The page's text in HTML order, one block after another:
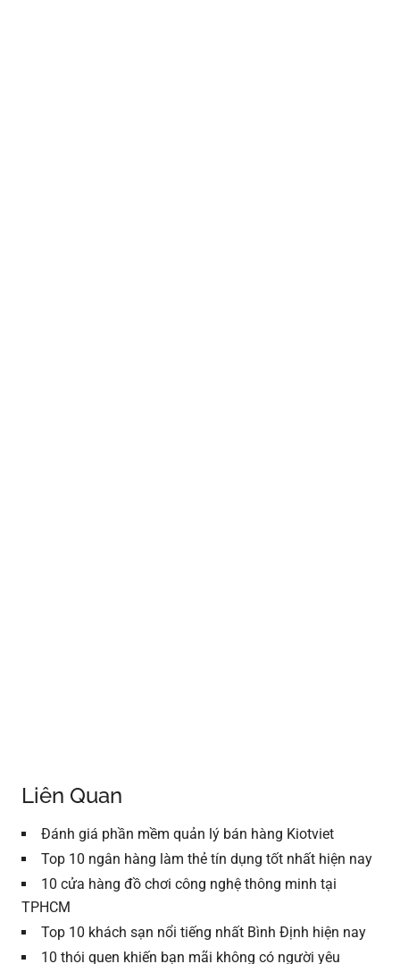
Liên Quan
Đánh giá phần mềm quản lý bán hàng Kiotviet
Top 10 ngân hàng làm thẻ tín dụng tốt nhất hiện nay
10 cửa hàng đồ chơi công nghệ thông minh tại
TPHCM
Top 10 khách sạn nổi tiếng nhất Bình Định hiện nay
10 thói quen khiến bạn mãi không có người yêu